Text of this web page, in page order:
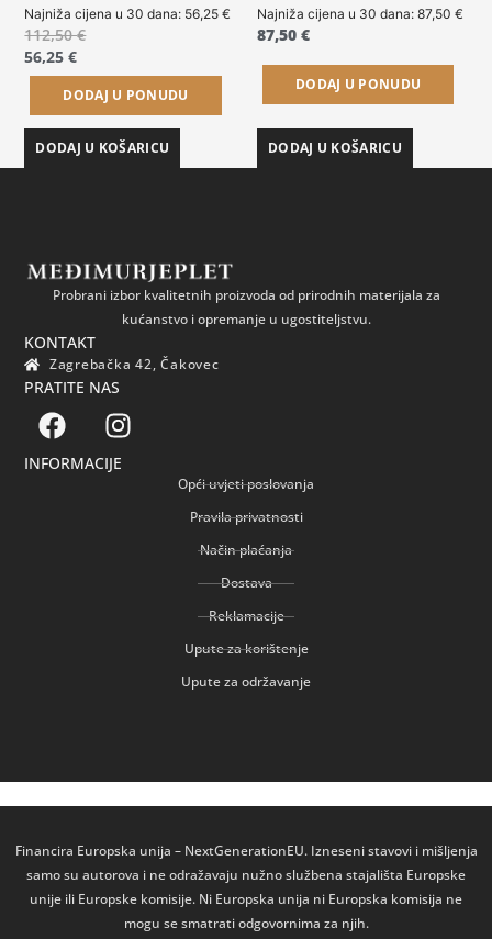
Najniža cijena u 30 dana: 56,25€
112,50€
56,25€
DODAJ U PONUDU
DODAJ U KOŠARICU
Najniža cijena u 30 dana: 87,50 €
87,50 €
DODAJ U PONUDU
DODAJ U KOŠARICU
Probrani izbor kvalitetnih proizvoda od prirodnih materijala za
kućanstvo i opremanje u ugostiteljstvu.
KONTAKT
Zagrebačka 42, Čakovec
PRATITE NAS
INFORMACIJE
Opći uvjeti poslovanja
Pravila privatnosti
Način plaćanja
Dostava
Reklamacije
Upute za korištenje
Upute za održavanje
Financira Europska unija – NextGenerationEU. Izneseni stavovi i mišljenja
samo su autorova i ne odražavaju nužno službena stajališta Europske
unije ili Europske komisije. Ni Europska unija ni Europska komisija ne
mogu se smatrati odgovornima za njih.